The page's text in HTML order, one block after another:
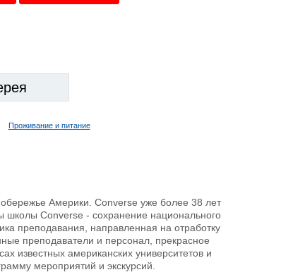
Проживание и питание
Америки. Converse уже более 38 лет
школы Converse - сохранение национального
преподавания, направленная на отработку
преподаватели и персонал, прекрасное
известных американских университетов и
мероприятий и экскурсий.